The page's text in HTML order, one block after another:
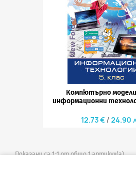
Компютърно
информационни
12.73 € 24.90
Показани са 1-1 от общо 1 артикул(а)